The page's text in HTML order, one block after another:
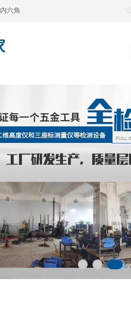
内六角